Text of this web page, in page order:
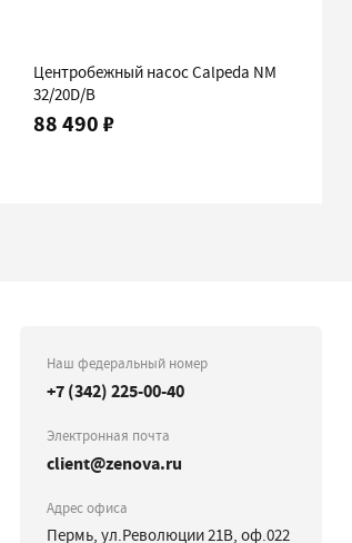
Центробежный насос Calpeda NM
32/20D/B
88 490 ₽
Наш федеральный номер
+7 (342) 225-00-40
Электронная почта
client@zenova.ru
Адрес офиса
Пермь, ул.Революции 21В, оф.022